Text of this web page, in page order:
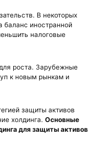
В некоторых
баланс иностранной
налоговые
роста. Зарубежные
к новым рынкам и
защиты активов
холдинга.Основные
для защиты активов